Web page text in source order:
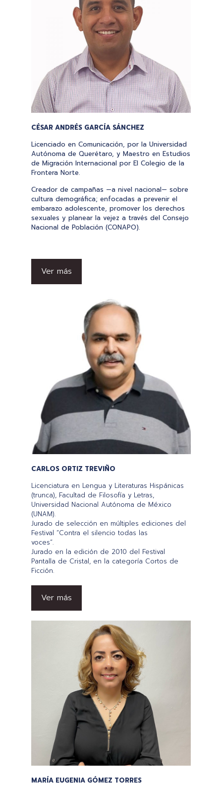
CÉSAR ANDRÉS GARCÍA SÁNCHEZ
Licenciado en Comunicación, por la Universidad
Autónoma de Querétaro, y Maestro en Estudios
de Migración Internacional por El Colegio de la
Frontera Norte.
Creador de campañas —a nivel nacional— sobre
cultura demográfica; enfocadas a prevenir el
embarazo adolescente, promover los derechos
sexuales y planear la vejez a través del Consejo
Nacional de Población (CONAPO).
Ver más
CARLOS ORTIZ TREVIÑO
Licenciatura en Lengua y Literaturas Hispánicas
(trunca), Facultad de Filosofía y Letras,
Universidad Nacional Autónoma de México
(UNAM).
Jurado de selección en múltiples ediciones del
Festival “Contra el silencio todas las
voces”.
Jurado en la edición de 2010 del Festival
Pantalla de Cristal, en la categoría Cortos de
Ficción.
Ver más
MARÍA EUGENIA GÓMEZ TORRES